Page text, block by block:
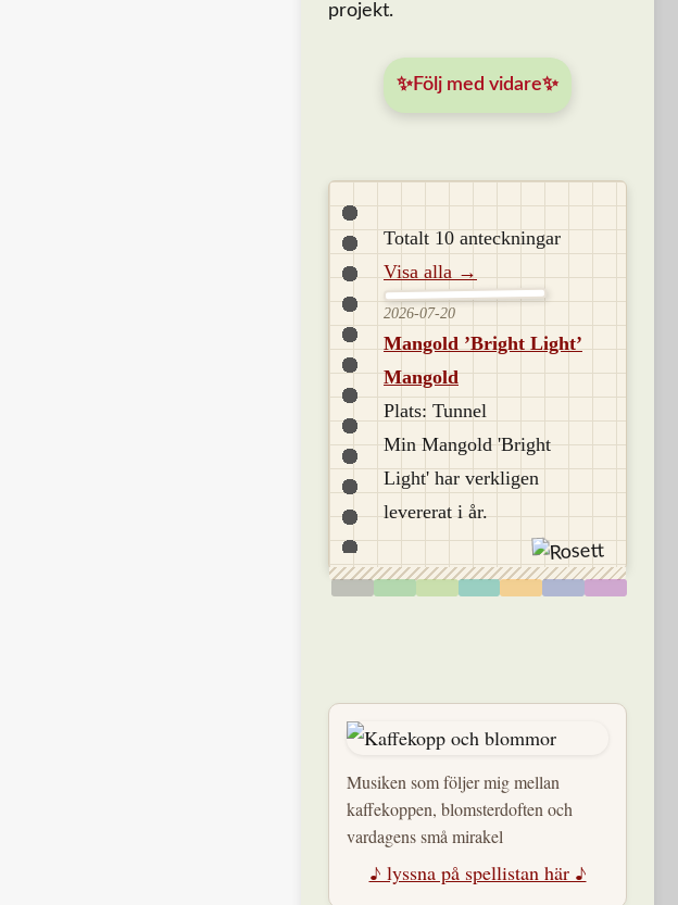
projekt.
✨Följ med vidare✨
Totalt 10 anteckningar
Visa alla →
2026-07-20
Mangold ’Bright Light’
Mangold
Plats: Tunnel
Min Mangold 'Bright
Light' har verkligen
levererat i år.
Musiken som följer mig mellan
kaffekoppen, blomsterdoften och
vardagens små mirakel
♪ lyssna på spellistan här ♪